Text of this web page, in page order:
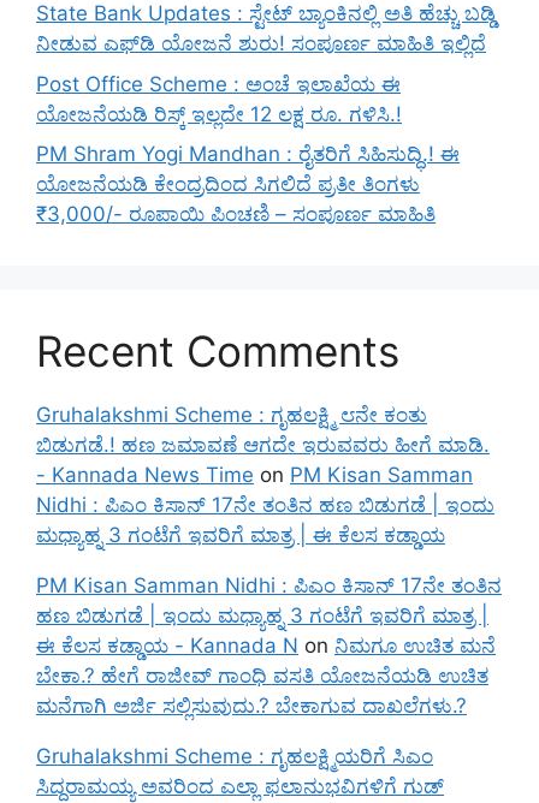
State Bank Updates : ಸ್ಟೇಟ್ ಬ್ಯಾಂಕಿನಲ್ಲಿ ಅತಿ ಹೆಚ್ಚು ಬಡ್ಡಿ
ನೀಡುವ ಎಫ್‌ಡಿ ಯೋಜನೆ ಶುರು! ಸಂಪೂರ್ಣ ಮಾಹಿತಿ ಇಲ್ಲಿದೆ
Post Office Scheme : ಅಂಚೆ ಇಲಾಖೆಯ ಈ
ಯೋಜನೆಯಡಿ ರಿಸ್ಕ್‌ ಇಲ್ಲದೇ 12 ಲಕ್ಷ ರೂ. ಗಳಿಸಿ.!
PM Shram Yogi Mandhan : ರೈತರಿಗೆ ಸಿಹಿಸುದ್ಧಿ.! ಈ
ಯೋಜನೆಯಡಿ ಕೇಂದ್ರದಿಂದ ಸಿಗಲಿದೆ ಪ್ರತೀ ತಿಂಗಳು
₹3,000/- ರೂಪಾಯಿ ಪಿಂಚಣಿ – ಸಂಪೂರ್ಣ ಮಾಹಿತಿ
Recent Comments
Gruhalakshmi Scheme : ಗೃಹಲಕ್ಷ್ಮಿ ೮ನೇ ಕಂತು
ಬಿಡುಗಡೆ.! ಹಣ ಜಮಾವಣೆ ಆಗದೇ ಇರುವವರು ಹೀಗೆ ಮಾಡಿ.
- Kannada News Time on PM Kisan Samman
Nidhi : ಪಿಎಂ ಕಿಸಾನ್ 17ನೇ ತಂತಿನ ಹಣ ಬಿಡುಗಡೆ | ಇಂದು
ಮಧ್ಯಾಹ್ನ 3 ಗಂಟೆಗೆ ಇವರಿಗೆ ಮಾತ್ರ | ಈ ಕೆಲಸ ಕಡ್ಡಾಯ
PM Kisan Samman Nidhi : ಪಿಎಂ ಕಿಸಾನ್ 17ನೇ ತಂತಿನ
ಹಣ ಬಿಡುಗಡೆ | ಇಂದು ಮಧ್ಯಾಹ್ನ 3 ಗಂಟೆಗೆ ಇವರಿಗೆ ಮಾತ್ರ |
ಈ ಕೆಲಸ ಕಡ್ಡಾಯ - Kannada N on ನಿಮಗೂ ಉಚಿತ ಮನೆ
ಬೇಕಾ.? ಹೇಗೆ ರಾಜೀವ್ ಗಾಂಧಿ ವಸತಿ ಯೋಜನೆಯಡಿ ಉಚಿತ
ಮನೆಗಾಗಿ ಅರ್ಜಿ ಸಲ್ಲಿಸುವುದು.? ಬೇಕಾಗುವ ದಾಖಲೆಗಳು.?
Gruhalakshmi Scheme : ಗೃಹಲಕ್ಷ್ಮಿಯರಿಗೆ ಸಿಎಂ
ಸಿದ್ದರಾಮಯ್ಯ ಅವರಿಂದ ಎಲ್ಲಾ ಫಲಾನುಭವಿಗಳಿಗೆ ಗುಡ್